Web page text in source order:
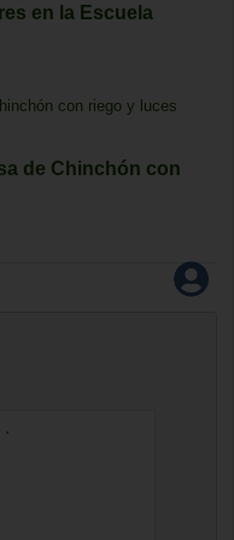
en la Escuela
de Chinchón con